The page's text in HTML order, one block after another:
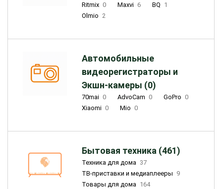
Ritmix 0 Maxvi 6 BQ 1
Olmio 2
Автомобильные
видеорегистраторы и
Экшн-камеры (0)
70mai 0 AdvoCam 0 GoPro 0
Xiaomi 0 Mio 0
Бытовая техника (461)
Техника для дома 37
ТВ-приставки и медиаплееры 9
Товары для дома 164